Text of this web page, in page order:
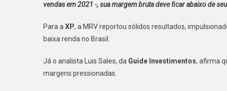
vendas em 2021 -, sua margem bruta deve ficar abaixo de
Para a XP, a MRV reportou sólidos resultados,
baixa renda no Brasil.
Já o analista Luis Sales, da Guide Investimentos, afirma
margens pressionadas.